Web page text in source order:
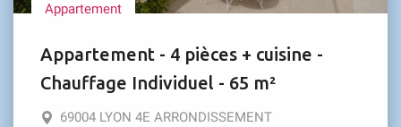
Appartement
Appartement - 4 pièces + cuisine -
Chauffage Individuel - 65 m²
69004 LYON 4E ARRONDISSEMENT